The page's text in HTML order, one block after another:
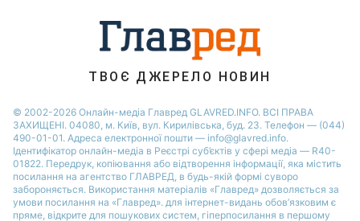
ТВОЄ ДЖЕРЕЛО НОВИН
© 2002-2026 Онлайн-медіа Главред GLAVRED.INFO. ВСІ ПРАВА
ЗАХИЩЕНІ. 04080, м. Київ, вул. Кирилівська, буд. 23. Телефон — (044)
490-01-01. Адреса електронної пошти — info@glavred.info.
Ідентифікатор онлайн-медіа в Реєстрі суб’єктів у сфері медіа — R40-
01822. Передрук, копіювання або відтворення інформації, яка містить
посилання на агентство ГЛАВРЕД, в будь-якій формi суворо
забороняється. Використання матеріалів «Главред» дозволяється за
умови посилання на «Главред». для інтернет-видань обов’язковим є
пряме, відкрите для пошукових систем, гіперпосилання в першому